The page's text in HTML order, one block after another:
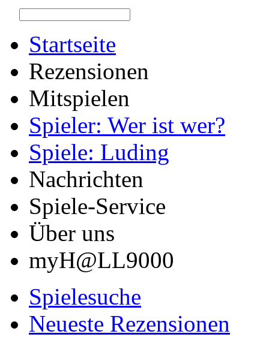
Startseite
Rezensionen
Mitspielen
Spieler: Wer ist wer?
Spiele: Luding
Nachrichten
Spiele-Service
Über uns
myH@LL9000
Spielesuche
Neueste Rezensionen